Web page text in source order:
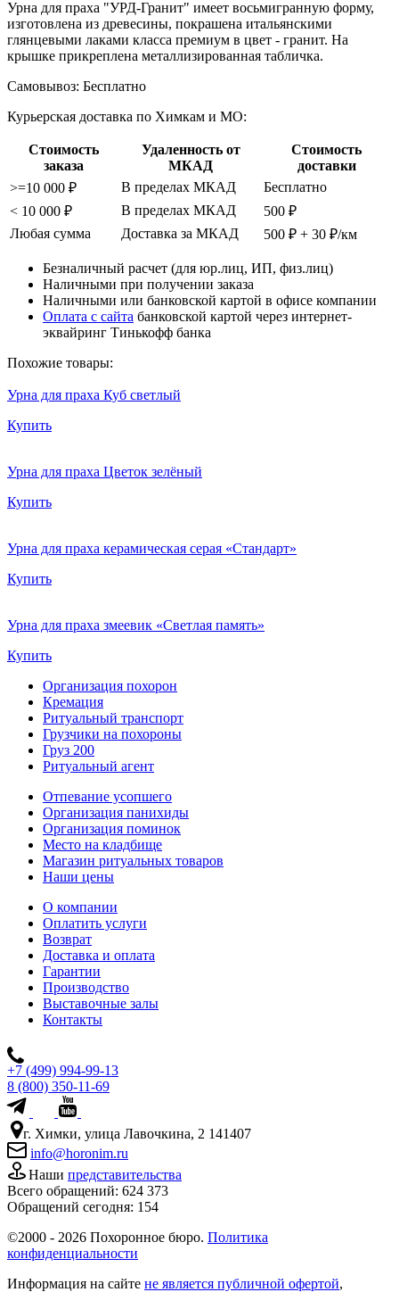
Урна для праха "УРД-Гранит" имеет восьмигранную форму,
изготовлена из древесины, покрашена итальянскими
глянцевыми лаками класса премиум в цвет - гранит. На
крышке прикреплена металлизированная табличка.
Самовывоз: Бесплатно
Курьерская доставка по Химкам и МО:
Стоимость
заказа
Удаленность от
МКАД
Стоимость
доставки
>=10 000 ₽
В пределах МКАД
Бесплатно
< 10 000 ₽
В пределах МКАД
500 ₽
Любая сумма
Доставка за МКАД 500 ₽ + 30 ₽/км
Безналичный расчет (для юр.лиц, ИП, физ.лиц)
Наличными при получении заказа
Наличными или банковской картой в офисе компании
Оплата с сайта банковской картой через интернет-
эквайринг Тинькофф банка
Похожие товары:
Урна для праха Куб светлый
Купить
Урна для праха Цветок зелёный
Купить
Урна для праха керамическая серая «Стандарт»
Купить
Урна для праха змеевик «Светлая память»
Купить
Организация похорон
Кремация
Ритуальный транспорт
Грузчики на похороны
Груз 200
Ритуальный агент
Отпевание усопшего
Организация панихиды
Организация поминок
Место на кладбище
Магазин ритуальных товаров
Наши цены
О компании
Оплатить услуги
Возврат
Доставка и оплата
Гарантии
Производство
Выставочные залы
Контакты
+7 (499) 994-99-13
8 (800) 350-11-69
г. Химки, улица Лавочкина, 2 141407
info@horonim.ru
Наши представительства
Всего обращений: 624 373
Обращений сегодня: 154
©2000 - 2026 Похоронное бюро. Политика
конфиденциальности
Информация на сайте не является публичной офертой,